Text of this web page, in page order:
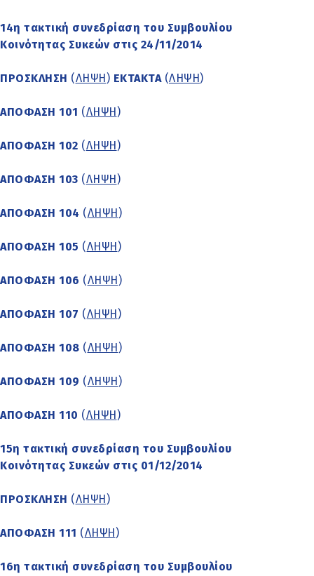
14η τακτική συνεδρίαση του Συμβουλίου
Κοινότητας Συκεών στις 24/11/2014
ΠΡΟΣΚΛΗΣΗ (ΛΗΨΗ ) ΕΚΤΑΚΤΑ(ΛΗΨΗ )
ΑΠΟΦΑΣΗ 101 (ΛΗΨΗ )
ΑΠΟΦΑΣΗ 102 (ΛΗΨΗ )
ΑΠΟΦΑΣΗ 103 (ΛΗΨΗ )
ΑΠΟΦΑΣΗ 104 (ΛΗΨΗ )
ΑΠΟΦΑΣΗ 105 (ΛΗΨΗ )
ΑΠΟΦΑΣΗ 106 (ΛΗΨΗ )
ΑΠΟΦΑΣΗ 107 (ΛΗΨΗ )
ΑΠΟΦΑΣΗ 108 (ΛΗΨΗ )
ΑΠΟΦΑΣΗ 109 (ΛΗΨΗ )
ΑΠΟΦΑΣΗ 110 (ΛΗΨΗ )
15η τακτική συνεδρίαση του Συμβουλίου
Κοινότητας Συκεών στις 01/12/2014
ΠΡΟΣΚΛΗΣΗ (ΛΗΨΗ )
ΑΠΟΦΑΣΗ 111 (ΛΗΨΗ )
16η τακτική συνεδρίαση του Συμβουλίου